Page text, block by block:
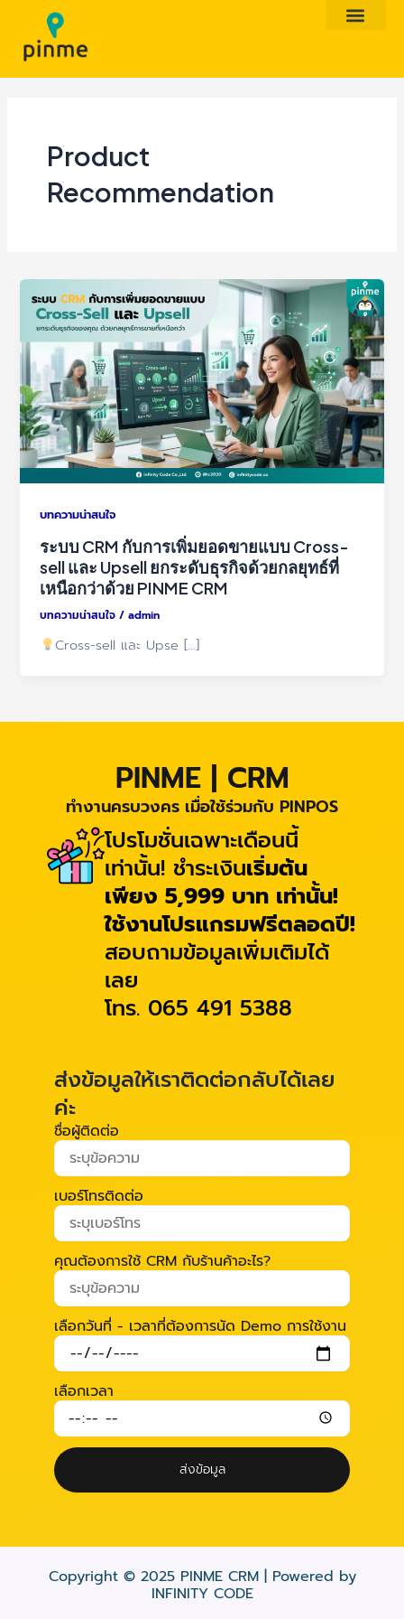
content
Product
Recommendation
บทความน่าสนใจ
ระบบ CRM กับการเพิ่มยอดขายแบบ Cross-
sell และ Upsell ยกระดับธุรกิจด้วยกลยุทธ์ที่
เหนือกว่าด้วย PINME CRM
บทความน่าสนใจ /admin
Cross-sell และ Upse […]
PINME | CRM
ทำงานครบวงคร เมื่อใช้ร่วมกับ PINPOS
โปรโมชั่นเฉพาะเดือนนี้
เท่านั้น! ชำระเงินเริ่มต้น
เพียง 5,999 บาท เท่านั้น!
ใช้งานโปรแกรมฟรีตลอดปี!
สอบถามข้อมูลเพิ่มเติมได้
เลย
โทร. 065 491 5388
ส่งข้อมูลให้เราติดต่อกลับได้เลย
ค่ะ
ชื่อผู้ติดต่อ
เบอร์โทรติดต่อ
คุณต้องการใช้ CRM กับร้านค้าอะไร?
เลือกวันที่ - เวลาที่ต้องการนัด Demo การใช้งาน
เลือกเวลา
ส่งข้อมูล
Copyright © 2025 PINME CRM | Powered by
INFINITY CODE